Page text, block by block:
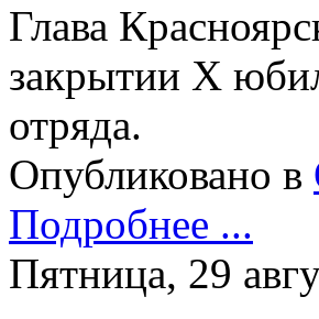
​Глава
закрытии X
отряда.
Опубликовано в
Подробнее ...
Пятница, 29